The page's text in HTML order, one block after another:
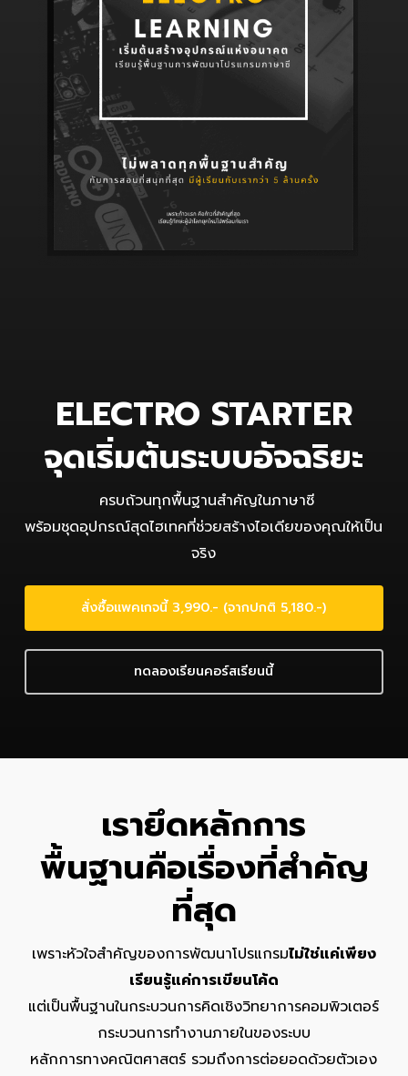
ELECTRO STARTER
จุดเริ่มต้นระบบอัจฉริยะ
ครบถ้วนทุกพื้นฐานสำคัญในภาษาซี
พร้อมชุดอุปกรณ์สุดไฮเทคที่ช่วยสร้างไอเดียของคุณให้เป็น
จริง
สั่งซื้อแพคเกจนี้ 3,990.- (จากปกติ 5,180.-)
ทดลองเรียนคอร์สเรียนนี้
เรายึดหลักการ
พื้นฐานคือเรื่องที่สำคัญ
ที่สุด
เพราะหัวใจสำคัญของการพัฒนาโปรแกรมไม่ใช่แค่เพียง
เรียนรู้แค่การเขียนโค้ด
แต่เป็นพื้นฐานในกระบวนการคิดเชิงวิทยาการคอมพิวเตอร์
กระบวนการทำงานภายในของระบบ
หลักการทางคณิตศาสตร์ รวมถึงการต่อยอดด้วยตัวเอง